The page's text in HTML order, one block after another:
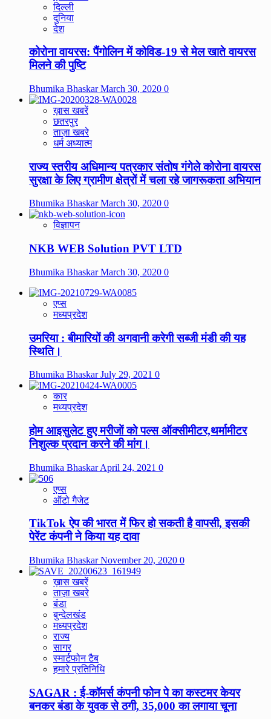
दिल्ली
दुनिया
देश
कोरोना वायरस: पैंगोलिन में कोविड-19 से मेल खाते वायरस
मिलने की पुष्टि
Bhumika BhaskarMarch 30, 2020 0
ख़ास खबरें
छतरपुर
ताज़ा खबरे
धर्म अध्यात्म
राज्य स्तरीय अधिमान्य पत्रकार संतोष गंगेले कोरोना वायरस
सुरक्षा के लिए ग्रामीण क्षेत्रों में चला रहे जागरूकता अभियान
Bhumika BhaskarMarch 30, 2020 0
विज्ञापन
NKB WEB Solution PVT LTD
Bhumika BhaskarMarch 30, 2020 0
एप्स
मध्यप्रदेश
उमरिया : बीमारियों की अगवानी करेगी सब्जी मंडी की यह
स्थिति।
Bhumika BhaskarJuly 29, 2021 0
कार
मध्यप्रदेश
होम आइसुलेट हुए मरीजों को पल्स ऑक्सीमीटर,थर्मामीटर
निशुल्क प्रदान करने की मांग।
Bhumika BhaskarApril 24, 2021 0
एप्स
ऑटो गैजेट
TikTok ऐप की भारत में फिर हो सकती है वापसी, इसकी
पेरेंट कंपनी ने किया यह दावा
Bhumika BhaskarNovember 20, 2020 0
ख़ास खबरें
ताज़ा खबरे
बंडा
बुन्देलखंड
मध्यप्रदेश
राज्य
सागर
स्मार्टफोन टैब
हमारे प्रतिनिधि
SAGAR : ई-कॉमर्स कंपनी फोन पे का कस्टमर केयर
बनकर बंडा के युवक से ठगी, 35,000 का लगाया चूना